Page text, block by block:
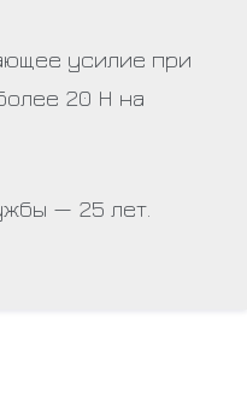
усилие при
20 Н на
— 25 лет.